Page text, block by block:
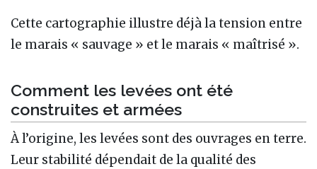
Cette cartographie illustre déjà la tension entre
le marais « sauvage » et le marais « maîtrisé ».
Comment les levées ont été
construites et armées
À l’origine, les levées sont des ouvrages en terre.
Leur stabilité dépendait de la qualité des